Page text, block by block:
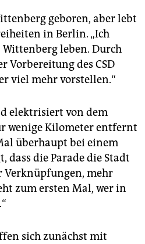
geboren, aber lebt
in Berlin. „Ich
leben. Durch
Vorbereitung des CSD
viel mehr vorstellen.“
elektrisiert von dem
wenige Kilometer entfernt
überhaupt bei einem
dass die Parade die Stadt
Verknüpfungen, mehr
zum ersten Mal, wer in
sich zunächst mit